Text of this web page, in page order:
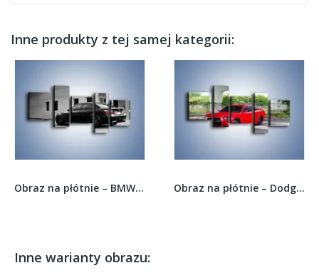
Inne produkty z tej samej kategorii:
Obraz na płótnie – BMW M5 E80 – pięcioczęściowy... Obraz na płótnie – Dodge Charger SRT28 –...
Inne warianty obrazu: